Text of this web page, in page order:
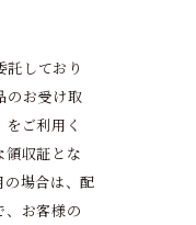
しており
のお受け取
ご利用く
領収証とな
の場合は、配
、お客様の